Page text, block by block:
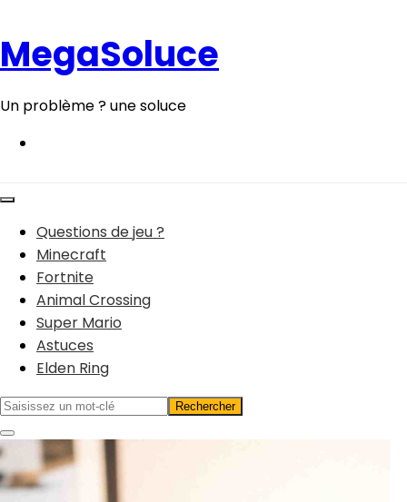
contenu
MegaSoluce
Un problème ? une soluce
Questions de jeu ?
Minecraft
Fortnite
Animal Crossing
Super Mario
Astuces
Elden Ring